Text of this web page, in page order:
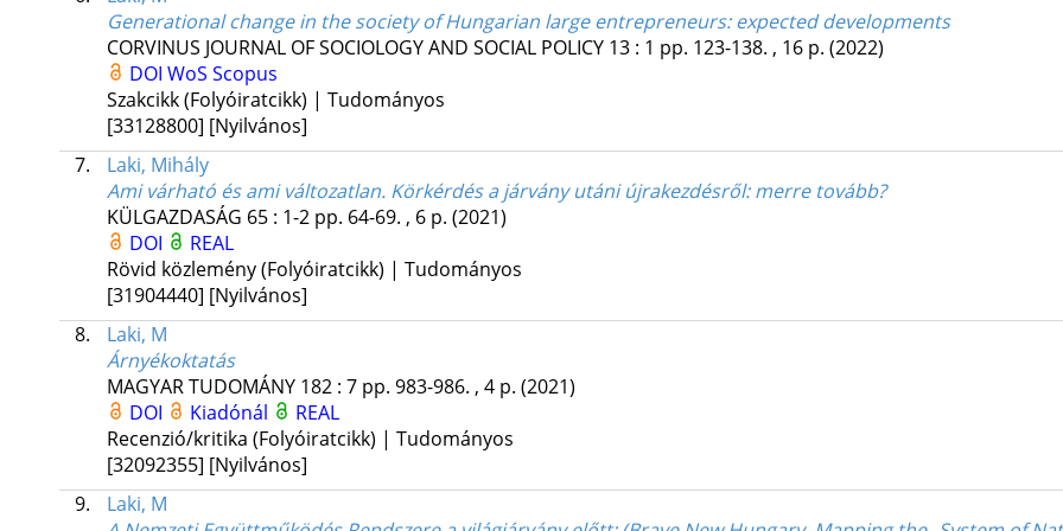
Generational change in the society of Hungarian large entrepreneurs: expected developments
CORVINUS JOURNAL OF SOCIOLOGY AND SOCIAL POLICY 13: 1 pp. 123-138. , 16 p. (2022)
DOI WoS Scopus
Szakcikk (Folyóiratcikk) | Tudományos
[33128800] [Nyilvános]
7.
Laki, Mihály
Ami várható és ami változatlan. Körkérdés a járvány utáni újrakezdésről: merre tovább?
KÜLGAZDASÁG 65: 1-2 pp. 64-69. , 6 p. (2021)
DOI
REAL
Rövid közlemény (Folyóiratcikk) | Tudományos
[31904440] [Nyilvános]
8.
Laki, M
Árnyékoktatás
MAGYAR TUDOMÁNY 182: 7 pp. 983-986. , 4 p. (2021)
DOI
Kiadónál
REAL
Recenzió/kritika (Folyóiratcikk) | Tudományos
[32092355] [Nyilvános]
9.
Laki, M